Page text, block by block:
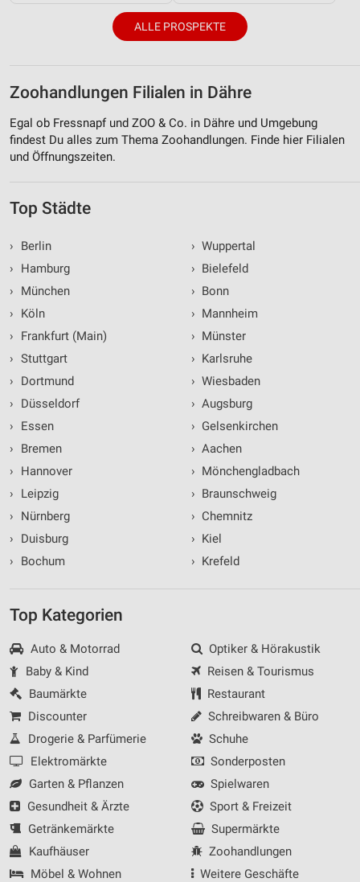
ALLE PROSPEKTE
Zoohandlungen Filialen in Dähre
Egal ob Fressnapf und ZOO & Co. in Dähre und Umgebung
findest Du alles zum Thema Zoohandlungen. Finde hier Filialen
und Öffnungszeiten.
Top Städte
›
Berlin
›
Hamburg
›
München
›
Köln
›
Frankfurt (Main)
› Stuttgart
›
Dortmund
›
Düsseldorf
›
Essen
›
Bremen
›
Hannover
›
Leipzig
›
Nürnberg
›
Duisburg
›
Bochum
› Wuppertal
› Bielefeld
› Bonn
› Mannheim
› Münster
› Karlsruhe
› Wiesbaden
› Augsburg
› Gelsenkirchen
› Aachen
› Mönchengladbach
› Braunschweig
› Chemnitz
› Kiel
› Krefeld
Top Kategorien
Auto & Motorrad
Baby & Kind
Baumärkte
Discounter
Drogerie & Parfümerie
Elektromärkte
Garten & Pflanzen
Gesundheit & Ärzte
Getränkemärkte
Kaufhäuser
Möbel & Wohnen
Optiker & Hörakustik
Reisen & Tourismus
Restaurant
Schreibwaren & Büro
Schuhe
Sonderposten
Spielwaren
Sport & Freizeit
Supermärkte
Zoohandlungen
Weitere Geschäfte